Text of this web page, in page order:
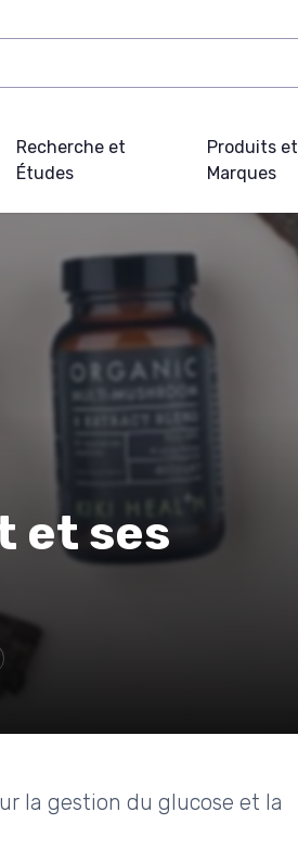
Recherche et
Études
Produits et
Marques
et ses
la gestion du glucose et la